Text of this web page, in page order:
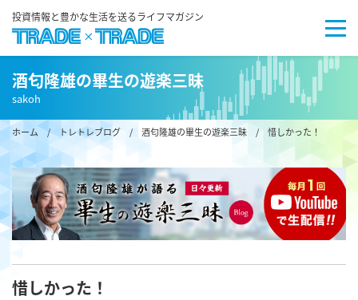
投資情報と豊かな生活を送るライフマガジン
酒匂隆雄の畢生の遊楽三昧
sakoh
ホーム/ トレトレブログ / 酒匂隆雄の畢生の遊楽三昧 / 惜しかった！
惜しかった！